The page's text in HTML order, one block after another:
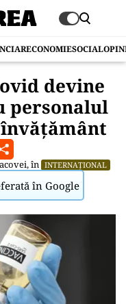
ECONOMIESOCIAL
devine
personalul
, în INTERNAȚIONAL
în Google